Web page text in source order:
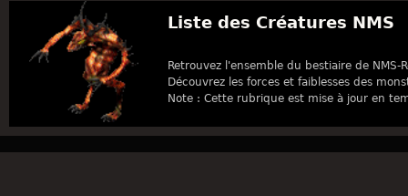
Liste des Créatures NMS
Retrouvez l'ensemble du bestiaire de NMS-
Découvrez les forces et faiblesses des
Note : Cette rubrique est mise à jour en